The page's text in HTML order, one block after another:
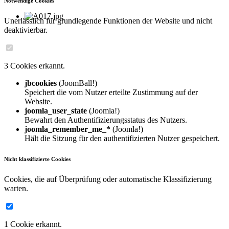
Unerlässlich für grundlegende Funktionen der Website und nicht
deaktivierbar.
3 Cookies erkannt.
jbcookies (JoomBall!)
Speichert die vom Nutzer erteilte Zustimmung auf der
Website.
joomla_user_state (Joomla!)
Bewahrt den Authentifizierungsstatus des Nutzers.
joomla_remember_me_* (Joomla!)
Hält die Sitzung für den authentifizierten Nutzer gespeichert.
Nicht klassifizierte Cookies
Cookies, die auf Überprüfung oder automatische Klassifizierung
warten.
1 Cookie erkannt.